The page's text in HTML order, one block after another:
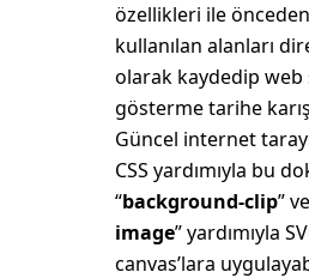
özellikleri ile
kullanılan alanları
olarak kaydedip web
gösterme tarihe
Güncel internet
CSS yardımıyla bu
“background-clip”
image” yardımıyla
canvas’lara